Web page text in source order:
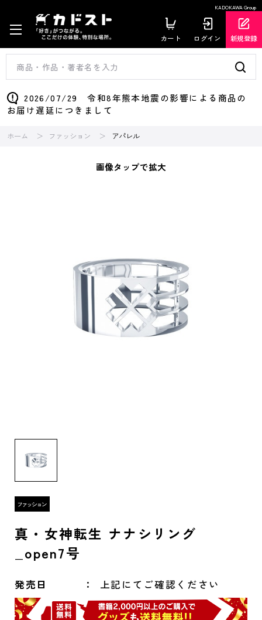
KADOKAWA Group
カート ログイン 新規登録
2026/07/29 令和8年熊本地震の影響による商品の
お届け遅延につきまして
ホーム ファッション アパレル
画像タップで拡大
真・女神転生 ナナシリング
_open7号
発売日 上記にてご確認ください